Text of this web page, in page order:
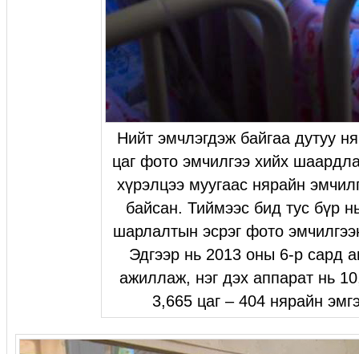
Нийт эмчлэгдэж байгаа дутуу
цаг фото эмчилгээ хийх
хүрэлцээ муугаас нярайн
байсан. Тиймээс бид тус бүр
шарлалтын эсрэг фото
Эдгээр нь 2013 оны 6-р сард
ажиллаж, нэг дэх аппарат нь
3,665 цаг – 404 нярайн